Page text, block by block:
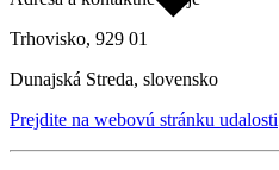
Trhovisko, 929 01
Dunajská Streda, slovensko
Prejdite na webovú stránku udalosti